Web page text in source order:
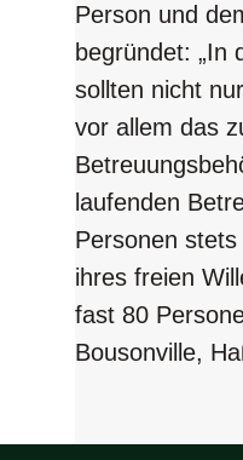
Person und
begründet: „In
sollten nicht
vor allem das
laufenden
Personen
ihres freien
fast 80
Bousonville,